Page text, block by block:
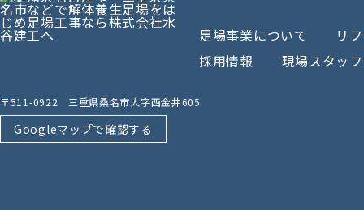
足場事業について
リ
採用情報
現場スタッ
〒511-0922 三重県桑名市大字西金井605
Googleマップで確認する